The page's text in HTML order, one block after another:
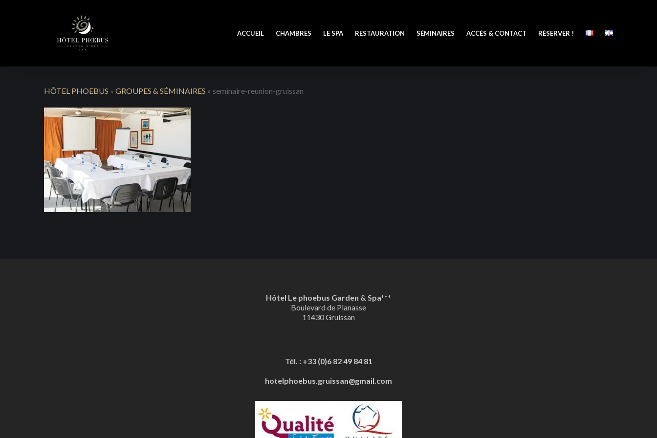
ACCUEIL CHAMBRES LE SPA RESTAURATION SÉMINAIRES ACCÈS & CONTACT RÉSERVER !
HÔTEL PHOEBUS » GROUPES & SÉMINAIRES » seminaire-reunion-gruissan
Hôtel Le phoebus Garden & Spa***
Boulevard de Planasse
11430 Gruissan
Tél. : +33 (0)6 82 49 84 81
hotelphoebus.gruissan@gmail.com